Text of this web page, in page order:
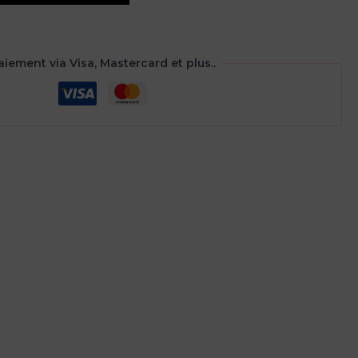
via Visa, Mastercard et plus..